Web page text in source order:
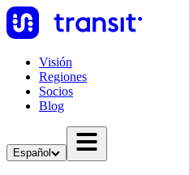
Visión
Regiones
Socios
Blog
Español